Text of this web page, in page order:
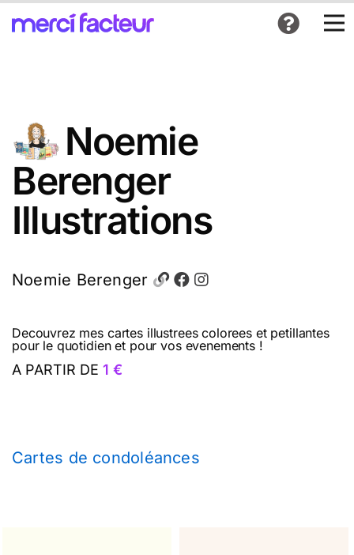
Noemie
Berenger
Illustrations
Noemie Berenger
Decouvrez mes cartes illustrees colorees et petillantes
pour le quotidien et pour vos evenements !
A PARTIR DE 1 €
Cartes de condoléances